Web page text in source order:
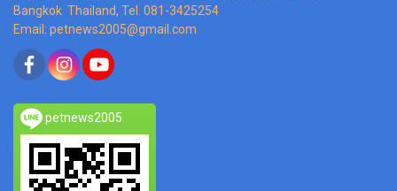
Bangkok Thailand, Tel. 081-3425254
Email: petnews2005@gmail.com
petnews2005